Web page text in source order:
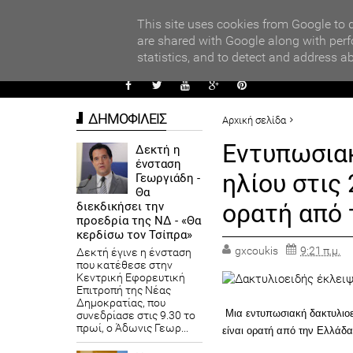
Αρχική σελίδα
ΚΟΣΜΟΣ
Εντυπωσιακό:
ηλίου
ορατή από
gxcoukis 9:21 π.μ.
Μια εντυπωσιακή
είναι ορατή από την Ελλάδα.
ΔΗΜΟΦΙΛΕΙΣ
Δεκτή η
ένσταση
Γεωργιάδη -
Θα
διεκδικήσει την
προεδρία της ΝΔ - «Θα
κερδίσω τον Τσίπρα»
Δεκτή έγινε η ένσταση
που κατέθεσε στην
Κεντρική Εφορευτική
Επιτροπή της Νέας
Δημοκρατίας, που
συνεδρίασε στις 9.30 το
πρωί, ο Άδωνις Γεωρ...
This site uses cookies from Google to
are shared with Google along with
statistics, and to detect and address